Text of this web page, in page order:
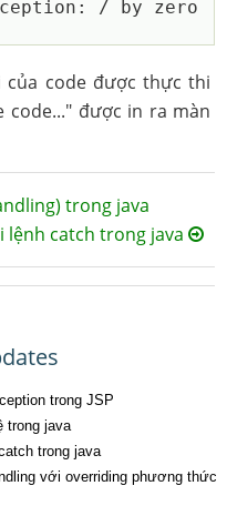
/ by zero
của code được thực thi
được in ra màn
trong java
lệnh catch trong java
trong JSP
trong java
trong java
với overriding phương thức